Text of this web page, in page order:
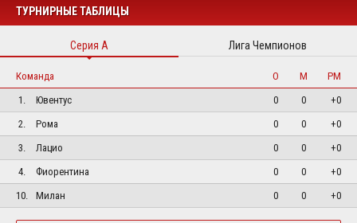
ТУРНИРНЫЕ ТАБЛИЦЫ
Серия А Лига Чемпионов
Команда О М
РМ
1.
Ювентус 0 0
+0
2.
Рома 0 0
+0
3.
Лацио 0 0
+0
4.
Фиорентина 0 0
+0
10.
Милан 0 0 +0